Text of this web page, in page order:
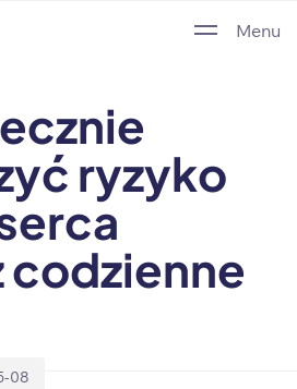
Menu
ryzyko
codzienne
08